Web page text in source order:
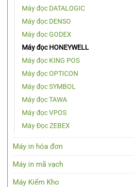
Máy đọc DATALOGIC
Máy đọc DENSO
Máy đọc GODEX
Máy đọc HONEYWELL
Máy đọc KING POS
Máy đọc OPTICON
Máy đọc SYMBOL
Máy đọc TAWA
Máy đọc VPOS
Máy Đọc ZEBEX
Máy in hóa đơn
Máy in mã vạch
Máy Kiểm Kho